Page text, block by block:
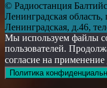
© Радиостанция
Ленинградская
Ленинградская, д.46,
Мы используем файлы
пользователей.
согласие на
Политика